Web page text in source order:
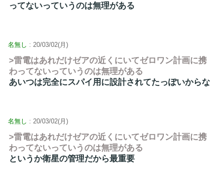
ってないっていうのは無理がある
名無し : 20/03/02(月)
>雷電はあれだけゼアの近くにいてゼロワン計画に携
わってないっていうのは無理がある
あいつは完全にスパイ用に設計されてたっぽいからな
名無し : 20/03/02(月)
>雷電はあれだけゼアの近くにいてゼロワン計画に携
わってないっていうのは無理がある
というか衛星の管理だから最重要